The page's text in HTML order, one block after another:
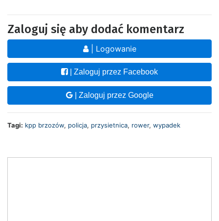
Zaloguj się aby dodać komentarz
| Logowanie
| Zaloguj przez Facebook
| Zaloguj przez Google
Tagi: kpp brzozów, policja, przysietnica, rower, wypadek